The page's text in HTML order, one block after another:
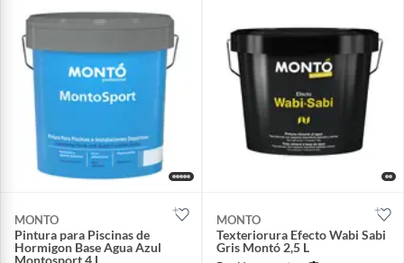
MONTO
Pintura para Piscinas de
Hormigon Base Agua Azul
Montosport 4 L
MONTO
Texteriorura Efecto Wabi Sabi
Gris Montó 2,5 L